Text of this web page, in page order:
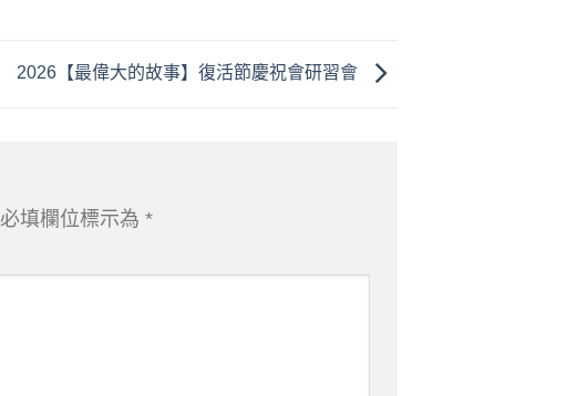
2026【最偉大的故事】復活節慶祝會研習會
必填欄位標示為 *